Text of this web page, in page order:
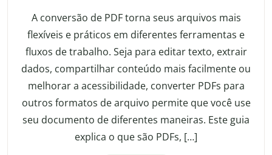
A conversão de PDF torna seus arquivos mais
flexíveis e práticos em diferentes ferramentas e
fluxos de trabalho. Seja para editar texto, extrair
dados, compartilhar conteúdo mais facilmente ou
melhorar a acessibilidade, converter PDFs para
outros formatos de arquivo permite que você use
seu documento de diferentes maneiras. Este guia
explica o que são PDFs, […]